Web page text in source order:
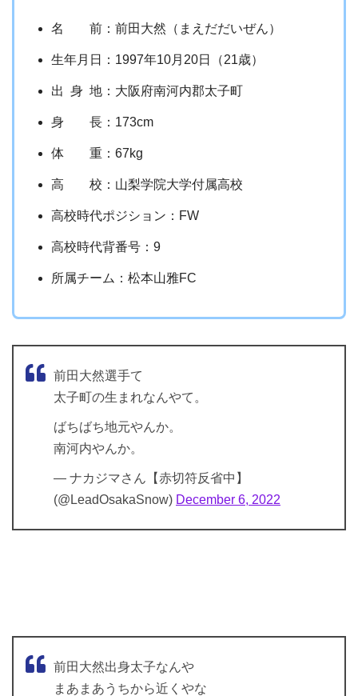
名 前：前田大然（まえだだいぜん）
生年月日：1997年10月20日（21歳）
出 身 地：大阪府南河内郡太子町
身 長：173cm
体 重：67kg
高 校：山梨学院大学付属高校
高校時代ポジション：FW
高校時代背番号：9
所属チーム：松本山雅FC
前田大然選手て
太子町の生まれなんやて。
ばちばち地元やんか。
南河内やんか。
— ナカジマさん【赤切符反省中】
(@LeadOsakaSnow) December 6, 2022
前田大然出身太子なんや
まあまあうちから近くやな